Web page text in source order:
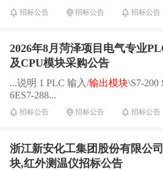
招标公告 招标公告 招标公告
2026年8月菏泽项目电气专业
及CPU模块采购公告
...说明 1 PLC 输入/输出模块\S7-200
6ES7-288...
招标公告 招标公告 招标公告
浙江新安化工集团股份有限公
块,红外测温仪招标公告